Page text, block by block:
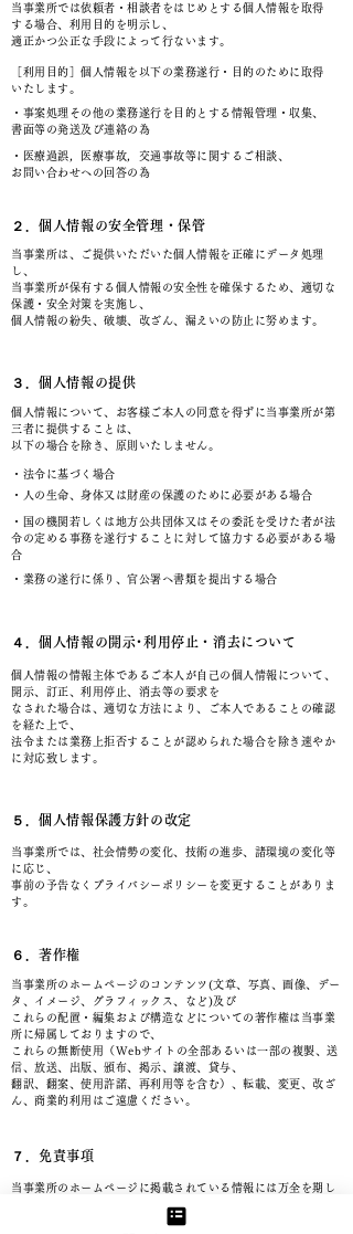
当事業所では依頼者・相談者をはじめとする個人情報を取得
する場合、利用目的を明示し、
適正かつ公正な手段によって行ないます。
［利用目的］個人情報を以下の業務遂行・目的のために取得
いたします。
・事案処理その他の業務遂行を目的とする情報管理・収集、
書面等の発送及び連絡の為
・医療過誤，医療事故，交通事故等に関するご相談、
お問い合わせへの回答の為
２．個人情報の安全管理・保管
当事業所は、ご提供いただいた個人情報を正確にデータ処理
し、
当事業所が保有する個人情報の安全性を確保するため、適切な
保護・安全対策を実施し、
個人情報の紛失、破壊、改ざん、漏えいの防止に努めます。
３．個人情報の提供
個人情報について、お客様ご本人の同意を得ずに当事業所が第
三者に提供することは、
以下の場合を除き、原則いたしません。
・法令に基づく場合
・人の生命、身体又は財産の保護のために必要がある場合
・国の機関若しくは地方公共団体又はその委託を受けた者が法
令の定める事務を遂行することに対して協力する必要がある場
合
・業務の遂行に係り、官公署へ書類を提出する場合
４．個人情報の開示･利用停止・消去について
個人情報の情報主体であるご本人が自己の個人情報について、
開示、訂正、利用停止、消去等の要求を
なされた場合は、適切な方法により、ご本人であることの確認
を経た上で、
法令または業務上拒否することが認められた場合を除き速やか
に対応致します。
５．個人情報保護方針の改定
当事業所では、社会情勢の変化、技術の進歩、諸環境の変化等
に応じ、
事前の予告なくプライバシーポリシーを変更することがありま
す。
６．著作権
当事業所のホームページのコンテンツ(文章、写真、画像、デー
タ、イメージ、グラフィックス、など)及び
これらの配置・編集および構造などについての著作権は当事業
所に帰属しておりますので、
これらの無断使用（Webサイトの全部あるいは一部の複製、送
信、放送、出版、頒布、掲示、譲渡、貸与、
翻訳、翻案、使用許諾、再利用等を含む）、転載、変更、改ざ
ん、商業的利用はご遠慮ください。
７．免責事項
当事業所のホームページに掲載されている情報には万全を期し
法律の改正その他の原因により当事業所の情報を利用すること